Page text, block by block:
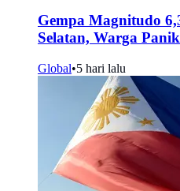
Gempa Magnitudo
Selatan, Warga
Global•5 hari lalu